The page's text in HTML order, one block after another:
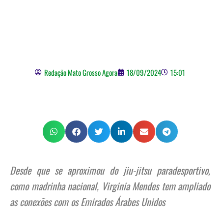
Redação Mato Grosso Agora 18/09/2024 15:01
Desde que se aproximou do jiu-jitsu paradesportivo,
como madrinha nacional, Virginia Mendes tem ampliado
as conexões com os Emirados Árabes Unidos